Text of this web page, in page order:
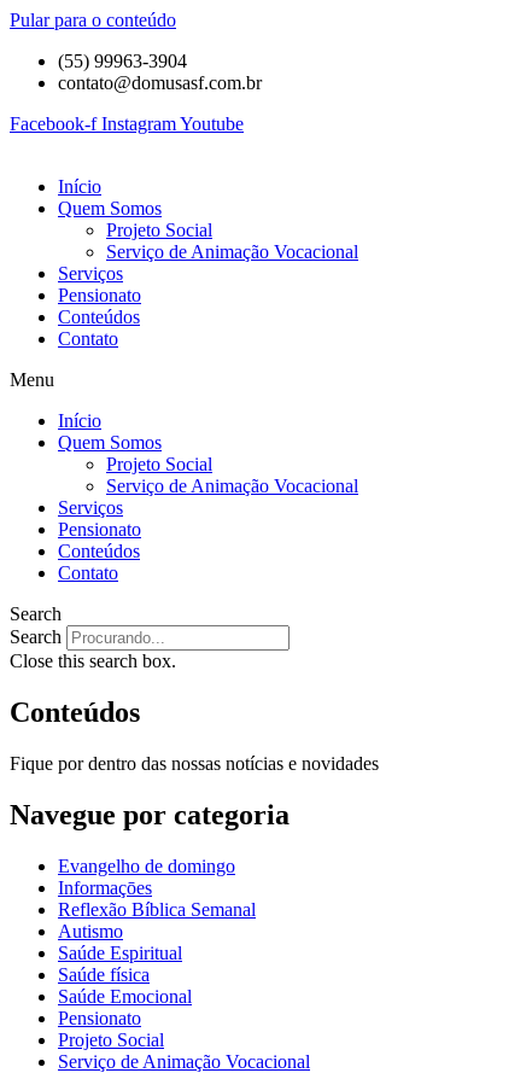
Pular para o conteúdo
(55) 99963-3904
contato@domusasf.com.br
Facebook-f InstagramYoutube
Início
Quem Somos
Projeto Social
Serviço de Animação Vocacional
Serviços
Pensionato
Conteúdos
Contato
Menu
Início
Quem Somos
Projeto Social
Serviço de Animação Vocacional
Serviços
Pensionato
Conteúdos
Contato
Search
Search
Close this search box.
Conteúdos
Fique por dentro das nossas notícias e novidades
Navegue por categoria
Evangelho de domingo
Informaçōes
Reflexão Bíblica Semanal
Autismo
Saúde Espiritual
Saúde física
Saúde Emocional
Pensionato
Projeto Social
Serviço de Animação Vocacional